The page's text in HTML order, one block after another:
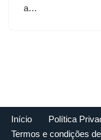
a…
Início Política
Termos e condições